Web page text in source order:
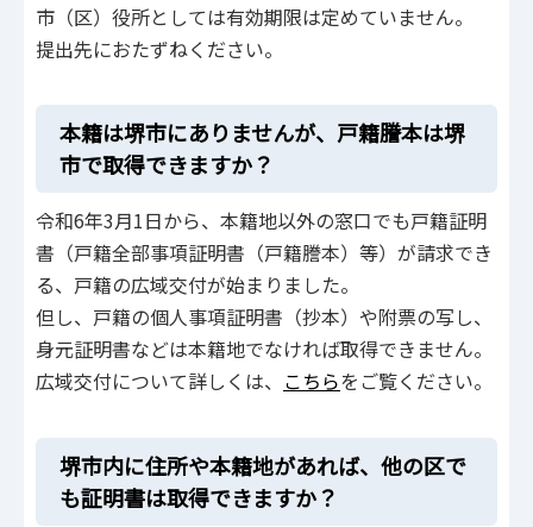
市（区）役所としては有効期限は定めていません。
提出先におたずねください。
本籍は堺市にありませんが、戸籍謄本は堺
市で取得できますか？
令和6年3月1日から、本籍地以外の窓口でも戸籍証明
書（戸籍全部事項証明書（戸籍謄本）等）が請求でき
る、戸籍の広域交付が始まりました。
但し、戸籍の個人事項証明書（抄本）や附票の写し、
身元証明書などは本籍地でなければ取得できません。
広域交付について詳しくは、 こちらをご覧ください。
堺市内に住所や本籍地があれば、他の区で
も証明書は取得できますか？